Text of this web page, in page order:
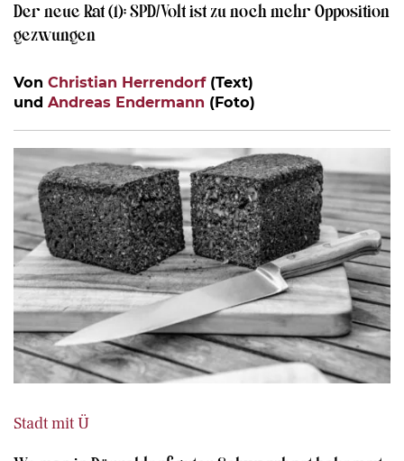
Der neue Rat (1): SPD/Volt ist zu noch mehr Opposition
gezwungen
Von Christian Herrendorf(Text)
und Andreas Endermann (Foto)
Stadt mit Ü